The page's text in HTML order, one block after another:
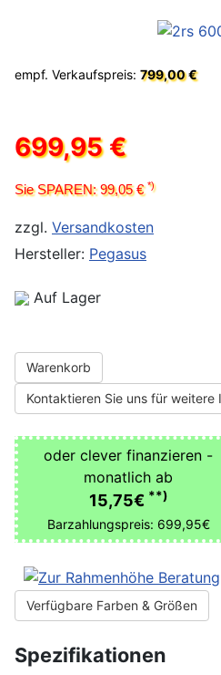
empf. Verkaufspreis: 799,00 €
699,95 €
Sie SPAREN: 99,05 €*)
zzgl. Versandkosten
Hersteller: Pegasus
Auf Lager
Warenkorb
Kontaktieren Sie uns für weitere
oder clever finanzieren -
monatlich ab
15,75€ **)
Barzahlungspreis: 699,95€
Verfügbare Farben & Größen
Spezifikationen